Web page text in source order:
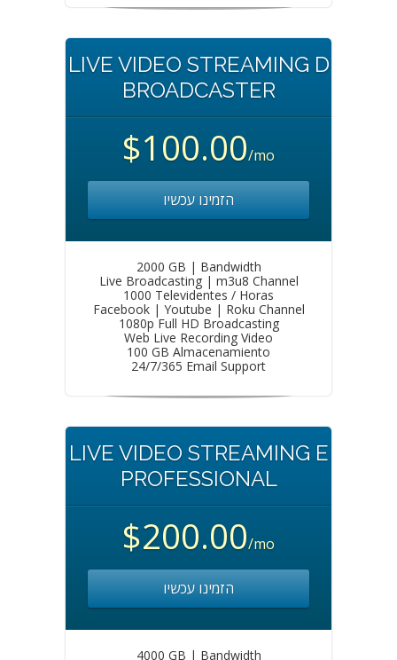
LIVE VIDEO STREAMING D
BROADCASTER
$100.00/mo
הזמינו עכשיו
2000 GB | Bandwidth
Live Broadcasting | m3u8 Channel
1000 Televidentes / Horas
Facebook | Youtube | Roku Channel
1080p Full HD Broadcasting
Web Live Recording Video
100 GB Almacenamiento
24/7/365 Email Support
LIVE VIDEO STREAMING E
PROFESSIONAL
$200.00/mo
הזמינו עכשיו
4000 GB | Bandwidth